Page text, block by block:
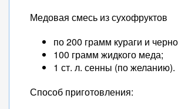
Медовая смесь из сухофруктов
по 200 грамм кураги и
100 грамм жидкого меда;
1 ст. л. сенны (по желанию).
Способ приготовления: